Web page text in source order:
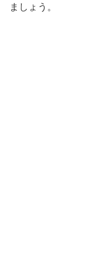
ましょう。